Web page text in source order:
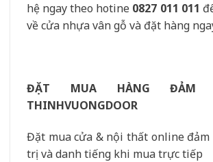
hệ ngay theo hotine 0827 011 011
về cửa nhựa vân gỗ và đặt hàng
ĐẶT MUA HÀNG ĐẢM
THINHVUONGDOOR
Đặt mua cửa & nội thất online đảm
trị và danh tiếng khi mua trực tiếp